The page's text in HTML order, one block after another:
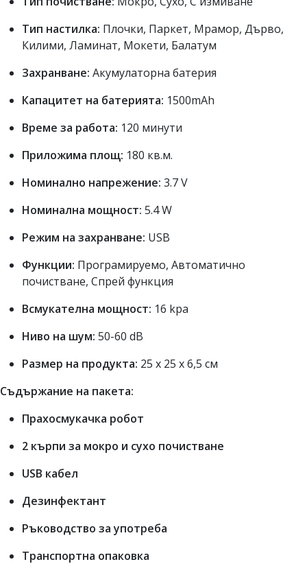
Тип настилка: Плочки, Паркет, Мрамор, Дърво,
Килими, Ламинат, Мокети, Балатум
Захранване: Акумулаторна батерия
Капацитет на батерията: 1500mAh
Време за работа: 120 минути
Приложима площ: 180 кв.м.
Номинално напрежение: 3.7 V
Номинална мощност: 5.4 W
Режим на захранване: USB
Функции: Програмируемо, Автоматично
почистване, Спрей функция
Всмукателна мощност: 16 kpa
Ниво на шум: 50-60 dB
Размер на продукта: 25 х 25 х 6,5 см
Съдържание на пакета:
Прахосмукачка робот
2 кърпи за мокро и сухо почистване
USB кабел
Дезинфектант
Ръководство за употреба
Транспортна опаковка